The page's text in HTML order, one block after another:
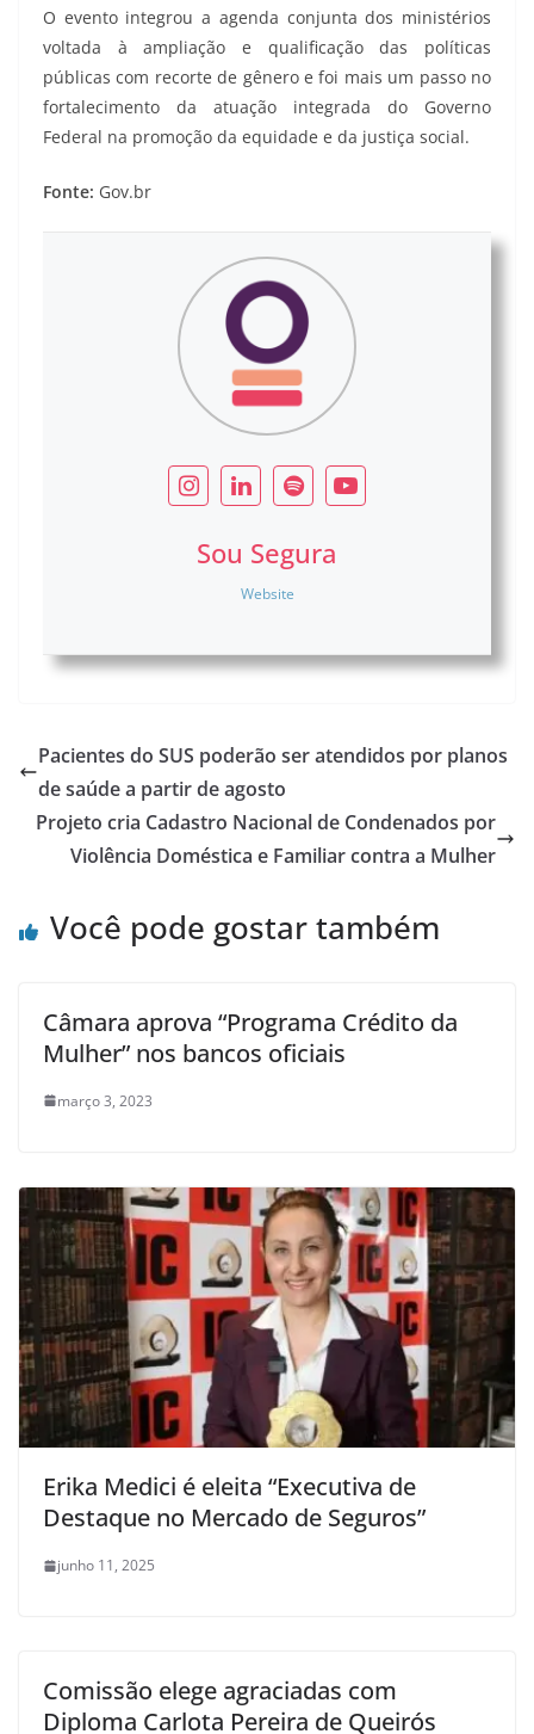
O evento integrou a agenda conjunta dos ministérios
voltada à ampliação e qualificação das políticas
públicas com recorte de gênero e foi mais um passo no
fortalecimento da atuação integrada do Governo
Federal na promoção da equidade e da justiça social.
Fonte: Gov.br
Sou Segura
Website
Pacientes do SUS poderão ser atendidos por planos
de saúde a partir de agosto
Projeto cria Cadastro Nacional de Condenados por
Violência Doméstica e Familiar contra a Mulher
Você pode gostar também
Câmara aprova “Programa Crédito da
Mulher” nos bancos oficiais
março 3, 2023
Erika Medici é eleita “Executiva de
Destaque no Mercado de Seguros”
junho 11, 2025
Comissão elege agraciadas com
Diploma Carlota Pereira de Queirós